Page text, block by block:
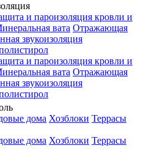
и пароизоляция кровли и
вата Отражающая
звукоизоляция
и пароизоляция кровли и
вата Отражающая
звукоизоляция
дома Хозблоки Террасы
дома Хозблоки Террасы